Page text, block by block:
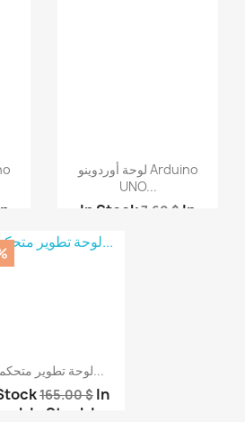
لوحة أوردوينو بدون كيب...
لوحة أوردوينو Arduino
UNO...
In Stock7.60 $ In
Stock
لوحة تطوير متحكمات...
165.00 $ In
In Stock In